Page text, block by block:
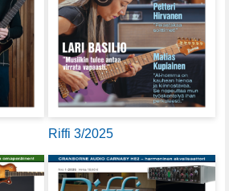
Riffi 3/2025